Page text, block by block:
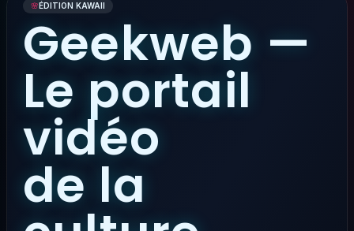
🌸ÉDITION KAWAII
Geekweb —
Le portail
vidéo
de la